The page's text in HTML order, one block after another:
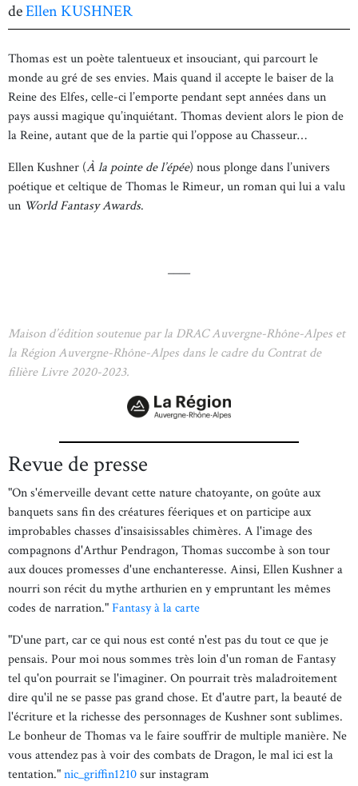
deEllen KUSHNER
Thomas est un poète talentueux et insouciant, qui parcourt le
monde au gré de ses envies. Mais quand il accepte le baiser de la
Reine des Elfes, celle-ci l’emporte pendant sept années dans un
pays aussi magique qu’inquiétant. Thomas devient alors le pion de
la Reine, autant que de la partie qui l’oppose au Chasseur…
Ellen Kushner (À la pointe de l’épée) nous plonge dans l’univers
poétique et celtique de Thomas le Rimeur, un roman qui lui a valu
un World Fantasy Awards.
____
Maison d’édition soutenue par la DRAC Auvergne-Rhône-Alpes et
la Région Auvergne-Rhône-Alpes dans le cadre du Contrat de
filière Livre 2020-2023.
Revue de presse
"On s'émerveille devant cette nature chatoyante, on goûte aux
banquets sans fin des créatures féeriques et on participe aux
improbables chasses d'insaisissables chimères. A l'image des
compagnons d'Arthur Pendragon, Thomas succombe à son tour
aux douces promesses d'une enchanteresse. Ainsi, Ellen Kushner a
nourri son récit du mythe arthurien en y empruntant les mêmes
codes de narration."Fantasy à la carte
"D'une part, car ce qui nous est conté n'est pas du tout ce que je
pensais. Pour moi nous sommes très loin d'un roman de Fantasy
tel qu'on pourrait se l'imaginer. On pourrait très maladroitement
dire qu'il ne se passe pas grand chose. Et d'autre part, la beauté de
l'écriture et la richesse des personnages de Kushner sont sublimes.
Le bonheur de Thomas va le faire souffrir de multiple manière. Ne
vous attendez pas à voir des combats de Dragon, le mal ici est la
tentation."nic_griffin1210sur instagram